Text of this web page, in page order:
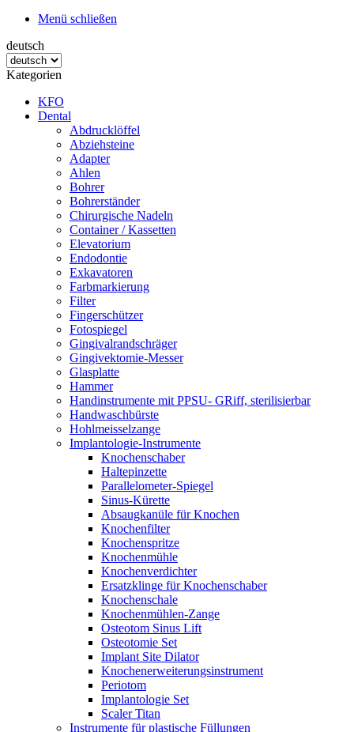
Menü schließen
deutsch
Kategorien
KFO
Dental
Abdrucklöffel
Abziehsteine
Adapter
Ahlen
Bohrer
Bohrerständer
Chirurgische Nadeln
Container / Kassetten
Elevatorium
Endodontie
Exkavatoren
Farbmarkierung
Filter
Fingerschützer
Fotospiegel
Gingivalrandschräger
Gingivektomie-Messer
Glasplatte
Hammer
Handinstrumente mit PPSU- GRiff, sterilisierbar
Handwaschbürste
Hohlmeisselzange
Implantologie-Instrumente
Knochenschaber
Haltepinzette
Parallelometer-Spiegel
Sinus-Kürette
Absaugkanüle für Knochen
Knochenfilter
Knochenspritze
Knochenmühle
Knochenverdichter
Ersatzklinge für Knochenschaber
Knochenschale
Knochenmühlen-Zange
Osteotom Sinus Lift
Osteotomie Set
Implant Site Dilator
Knochenerweiterungsinstrument
Periotom
Implantologie Set
Scaler Titan
Instrumente für plastische Füllungen